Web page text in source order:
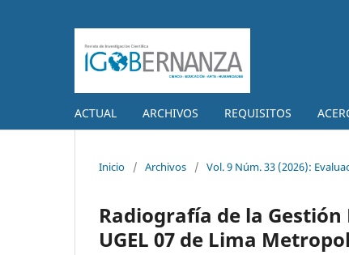
ACTUAL ARCHIVOS REQUISITOS
Inicio / Archivos / Vol. 9 Núm. 33 (2026):
Radiografía de la
UGEL 07 de Lima